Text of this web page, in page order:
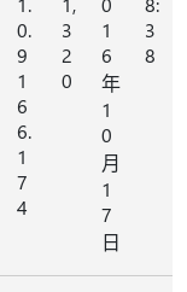
0.
9
1
6
6.
1
7
4
3
2
0
1
6
年
1
0
月
1
7
日
3
8